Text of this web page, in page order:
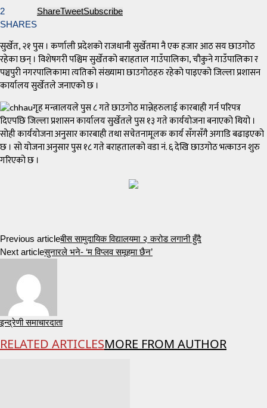
2
SHARES
ShareTweetSubscribe
सुर्खेत, २१ पुस । कर्णाली प्रदेशको राजधानी सुर्खेतमा नै एक हजार आठ सय छाउगोठ
रहेका छन् । विशेषगरी पश्चिम सुर्खेतको बराहताल गाउँपालिका, चौकुने गाउँपालिका र
पञ्चपुरी नगरपालिकामा त्यतिको संख्यामा छाउगोठहरु रहेको पाइएको जिल्ला प्रशासन
कार्यालय सुर्खेतले जनाएको छ ।
गृह मन्त्रालयले पुस ८ गते छाउगोठ मान्नेहरुलाई कारबाही गर्न परिपत्र
दिएपछि जिल्ला प्रशासन कार्यालय सुर्खेतले पुस १३ गते कार्ययोजना बनाएको थियो ।
सोही कार्ययोजना अनुसार कारबाही तथा सचेतनामूलक कार्य सँगसँगै अगाडि बढाइएको
छ । सो योजना अनुसार पुस १८ गते बराहतालको वडा नं. ६ देखि छाउगोठ भत्काउन शुरु
गरिएको छ ।
Previous articleबीस सामुदायिक विद्यालयमा २ करोड लगानी हुँदै
Next articleसुनारले भने- ‘म विप्लव समूहमा छैन’
इन्द्रेणी समाचारदाता
RELATED ARTICLESMORE FROM AUTHOR